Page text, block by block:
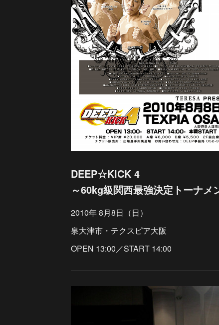
DEEP☆KICK 4
～60kg級関西最強決定トーナメ
2010年 8月8日（日）
泉大津市・テクスピア大阪
OPEN 13:00／START 14:00